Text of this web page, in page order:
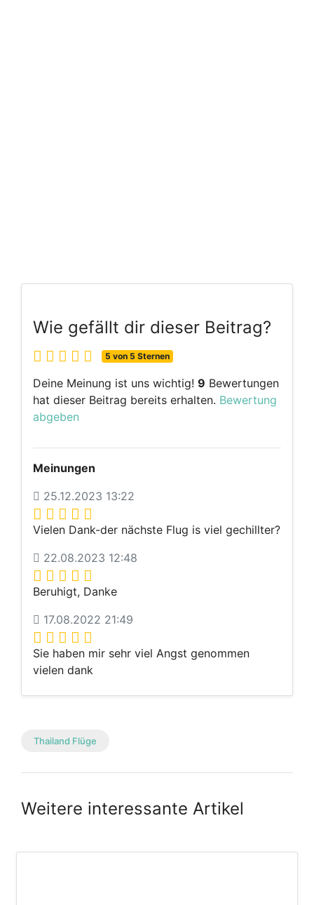
Wie gefällt dir dieser Beitrag?
5 von 5 Sternen
Deine Meinung ist uns wichtig! 9 Bewertungen
hat dieser Beitrag bereits erhalten. Bewertung
abgeben
Meinungen
25.12.2023 13:22
Vielen Dank-der nächste Flug is viel gechillter?
22.08.2023 12:48
Beruhigt, Danke
17.08.2022 21:49
Sie haben mir sehr viel Angst genommen
vielen dank
Thailand Flüge
Weitere interessante Artikel